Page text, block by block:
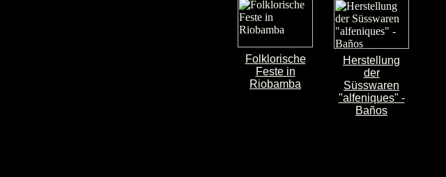
Folklorische
Feste in
Riobamba
Herstellung
der
Süsswaren
"alfeniques" -
Baños